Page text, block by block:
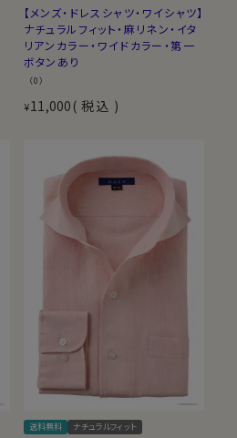
【メンズ・ドレスシャツ・ワイシャツ】
ナチュラルフィット・麻リネン・イタ
リアンカラー・ワイドカラー・第一
ボタンあり
（0）
¥11,000 税込
送料無料 ナチュラルフィット